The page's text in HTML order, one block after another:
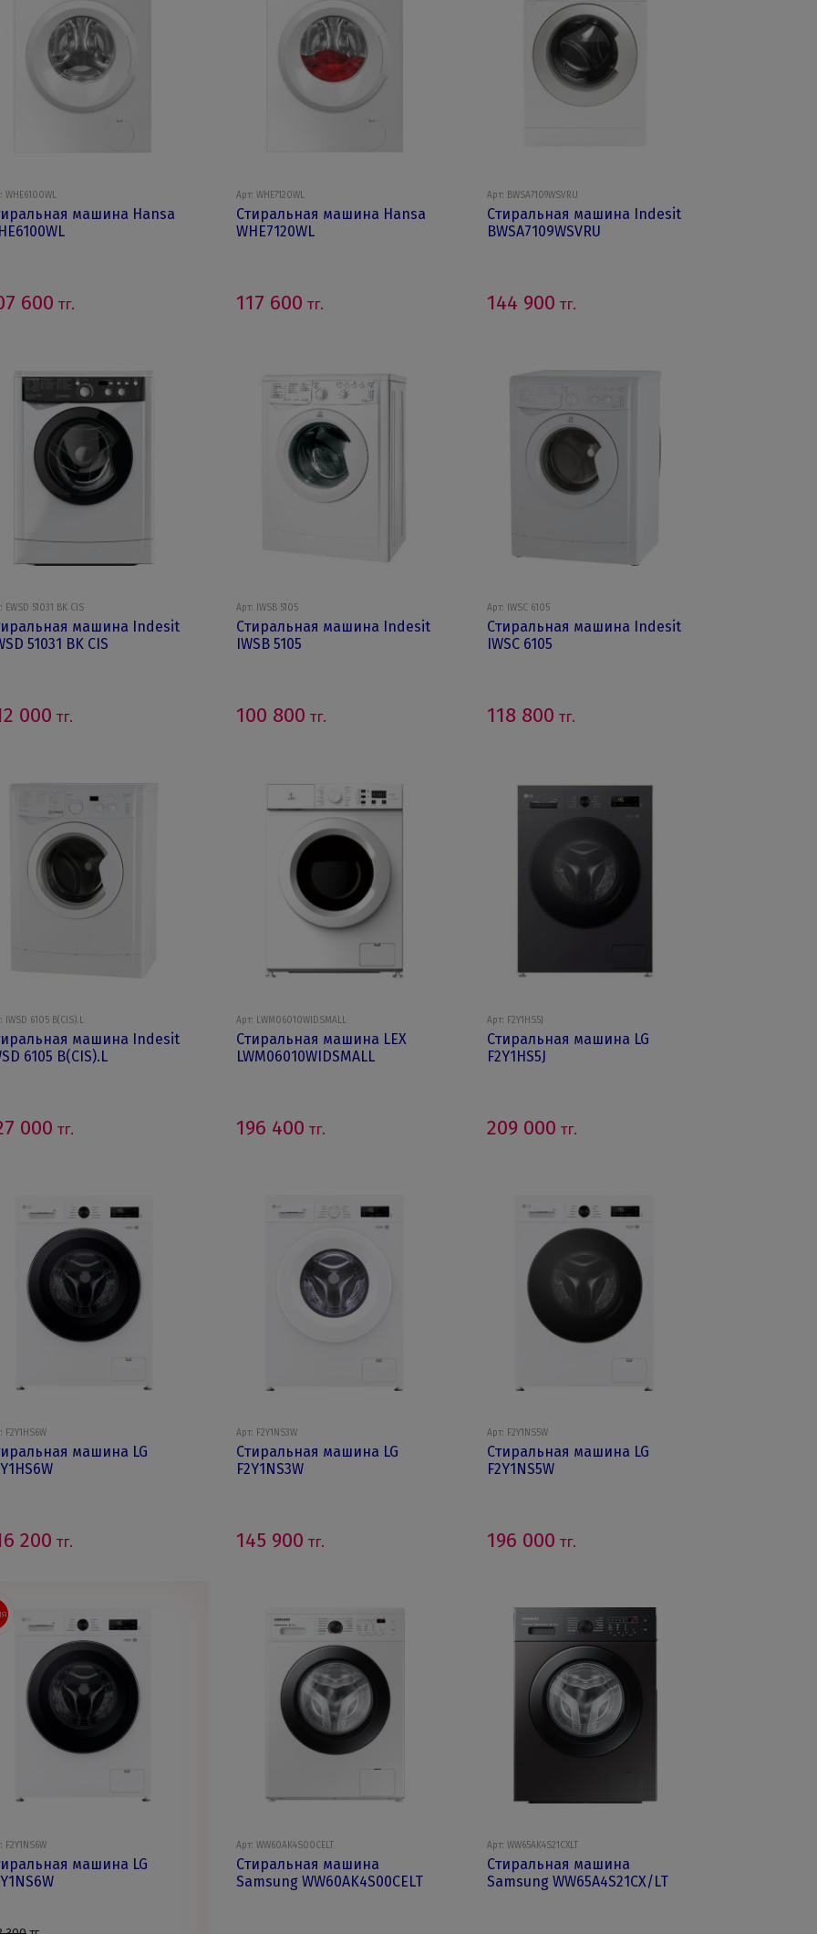
WHE6100WL
машина Hansa
600 тг.
Арт: WHE7120WL
Стиральная машина Hansa
WHE7120WL
117 600 тг.
Арт: BWSA7109WSVRU
Стиральная машина Indesit
BWSA7109WSVRU
144 900 тг.
EWSD 51031 BK CIS
машина Indesit
51031 BK CIS
000 тг.
Арт: IWSB 5105
Стиральная машина Indesit
IWSB 5105
100 800 тг.
Арт: IWSC 6105
Стиральная машина Indesit
IWSC 6105
118 800 тг.
IWSD 6105 B(CIS).L
машина Indesit
6105 B(CIS).L
000 тг.
Арт: LWM06010WIDSMALL
Стиральная машина LEX
LWM06010WIDSMALL
196 400 тг.
Арт: F2Y1HS5J
Стиральная машина LG
F2Y1HS5J
209 000 тг.
F2Y1HS6W
машина LG
200 тг.
Арт: F2Y1NS3W
Стиральная машина LG
F2Y1NS3W
145 900 тг.
Арт: F2Y1NS5W
Стиральная машина LG
F2Y1NS5W
196 000 тг.
F2Y1NS6W
машина LG
Арт: WW60AK4S00CELT
Стиральная машина
Samsung WW60AK4S00CELT
Арт: WW65AK4S21CXLT
Стиральная машина
Samsung WW65A4S21CX/LT